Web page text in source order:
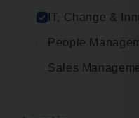
IT, Change &
People
Sales